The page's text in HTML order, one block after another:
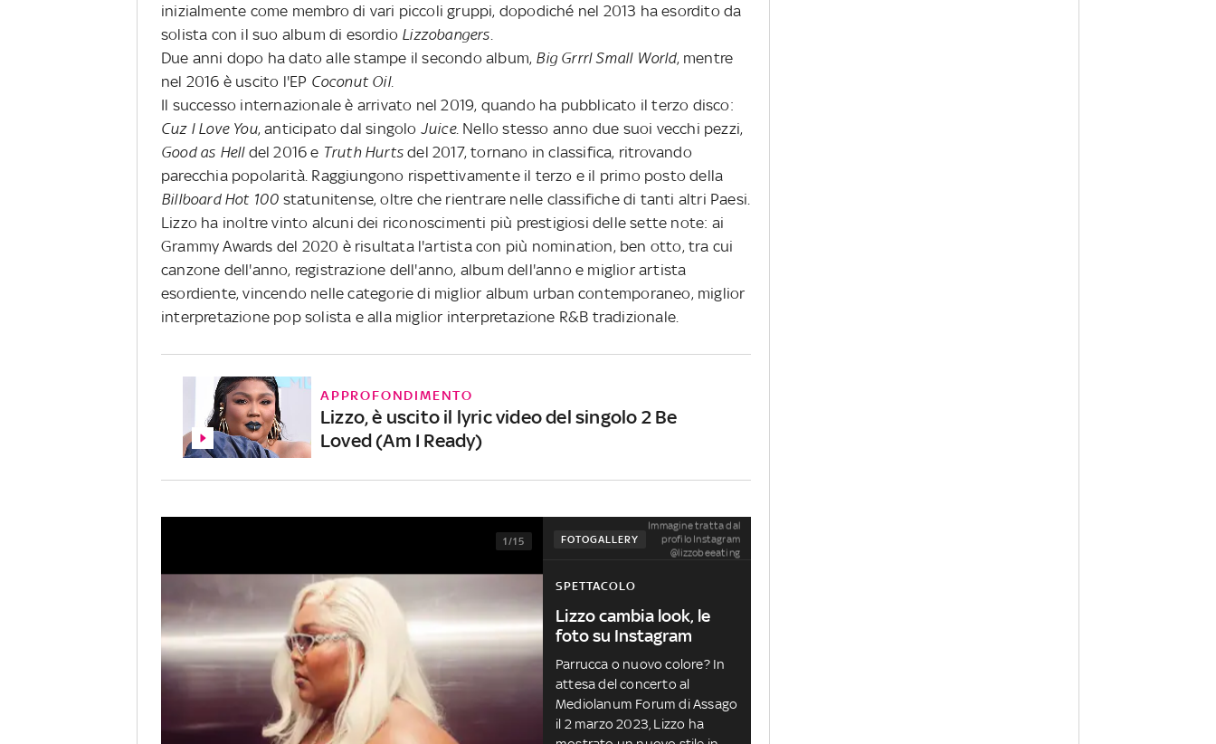
inizialmente come membro di vari piccoli gruppi, dopodiché nel 2013 ha esordito da
solista con il suo album di esordio Lizzobangers
Due anni dopo ha dato alle stampe il secondo album, Big Grrrl Small World, mentre
nel 2016 è uscito l'EP Coconut Oil.
Il successo internazionale è arrivato nel 2019, quando ha pubblicato il terzo disco:
Cuz I Love You, anticipato dal singolo Juice. Nello stesso anno due suoi vecchi pezzi,
Good as Hell del 2016 e Truth Hurtsdel 2017, tornano in classifica, ritrovando
parecchia popolarità. Raggiungono rispettivamente il terzo e il primo posto della
Billboard Hot 100 statunitense, oltre che rientrare nelle classifiche di tanti altri Paesi.
Lizzo ha inoltre vinto alcuni dei riconoscimenti più prestigiosi delle sette note: ai
Grammy Awards del 2020 è risultata l'artista con più nomination, ben otto, tra cui
canzone dell'anno, registrazione dell'anno, album dell'anno e miglior artista
esordiente, vincendo nelle categorie di miglior album urban contemporaneo, miglior
interpretazione pop solista e alla miglior interpretazione R&B tradizionale.
APPROFONDIMENTO
Lizzo, è uscito il lyric video del singolo 2 Be
Loved (Am I Ready)
FOTOGALLERY
Immagine tratta dal
profilo Instagram
@lizzobeeating
1/15
SPETTACOLO
Lizzo cambia look, le
foto su Instagram
Parrucca o nuovo colore? In
attesa del concerto al
Mediolanum Forum di Assago
il 2 marzo 2023, Lizzo ha